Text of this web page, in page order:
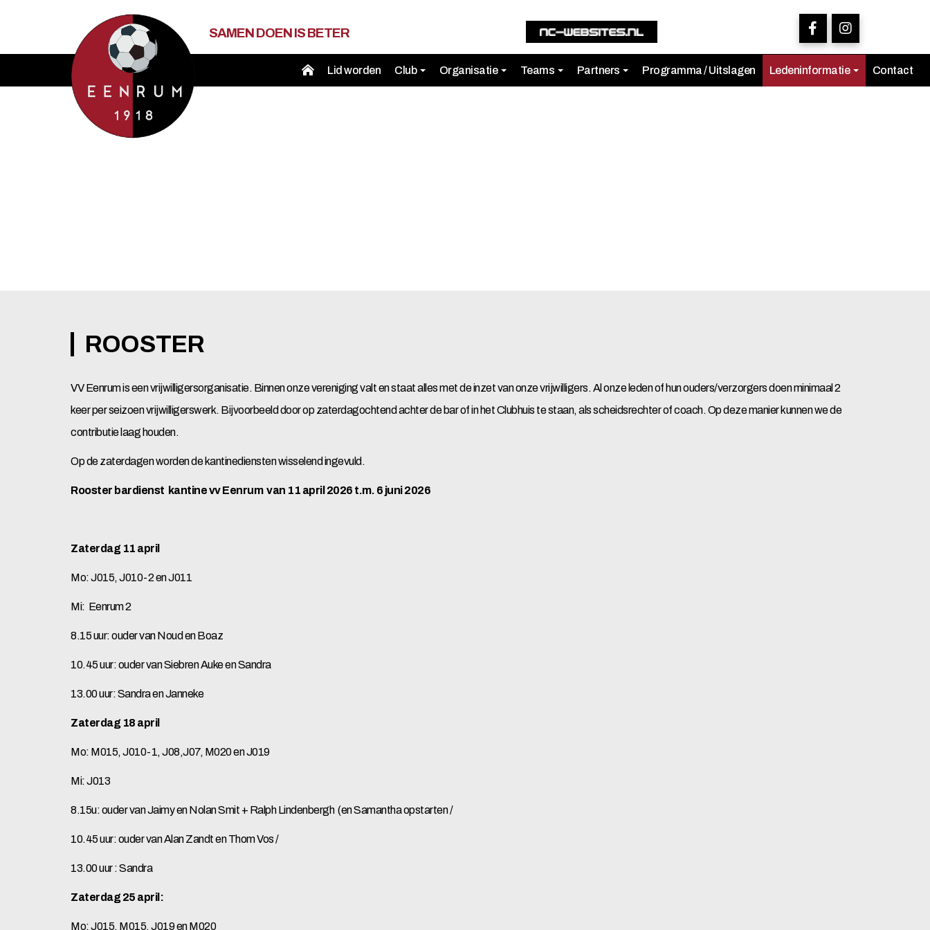
SAMEN DOEN IS BETER
Lid worden Club Organisatie Teams Partners Programma / Uitslagen Ledeninformatie Contact
ROOSTER
VV Eenrum is een vrijwilligersorganisatie. Binnen onze vereniging valt en staat alles met de inzet van onze vrijwilligers. Al onze leden of hun ouders/verzorgers doen minimaal 2
keer per seizoen vrijwilligerswerk. Bijvoorbeeld door op zaterdagochtend achter de bar of in het Clubhuis te staan, als scheidsrechter of coach. Op deze manier kunnen we de
contributie laag houden.
Op de zaterdagen worden de kantinediensten wisselend ingevuld.
Rooster bardienst kantine vv Eenrum van 11 april 2026 t.m. 6 juni 2026
Zaterdag 11 april
Mo: J015, J010-2 en J011
Mi: Eenrum 2
8.15 uur: ouder van Noud en Boaz
10.45 uur: ouder van Siebren Auke en Sandra
13.00 uur: Sandra en Janneke
Zaterdag 18 april
Mo: M015, J010-1, J08,J07, M020 en J019
Mi: J013
8.15u: ouder van Jaimy en Nolan Smit + Ralph Lindenbergh (en Samantha opstarten /
10.45 uur: ouder van Alan Zandt en Thom Vos /
13.00 uur : Sandra
Zaterdag 25 april:
Mo: J015, M015, J019 en M020